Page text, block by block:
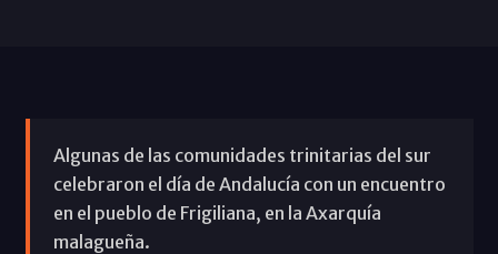
Algunas de las comunidades trinitarias del sur
celebraron el día de Andalucía con un encuentro
en el pueblo de Frigiliana, en la Axarquía
malagueña.